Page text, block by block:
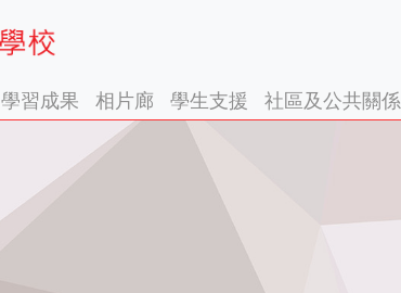
學習成果 相片廊 學生支援 社區及公共關係